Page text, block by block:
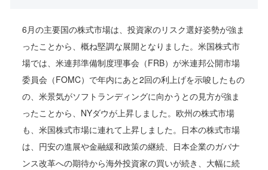
6月の主要国の株式市場は、投資家のリスク選好姿勢が強ま
ったことから、概ね堅調な展開となりました。米国株式市
場では、米連邦準備制度理事会（FRB）が米連邦公開市場
委員会（FOMC）で年内にあと2回の利上げを示唆したもの
の、米景気がソフトランディングに向かうとの見方が強ま
ったことから、NYダウが上昇しました。欧州の株式市場
も、米国株式市場に連れて上昇しました。日本の株式市場
は、円安の進展や金融緩和政策の継続、日本企業のガバナ
ンス改革への期待から海外投資家の買いが続き、大幅に続